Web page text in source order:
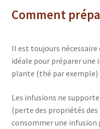
Comment
Il est toujours nécessaire
idéale pour préparer une
plante (thé par exemple)
Les infusions ne
(perte des propriétés
consommer une